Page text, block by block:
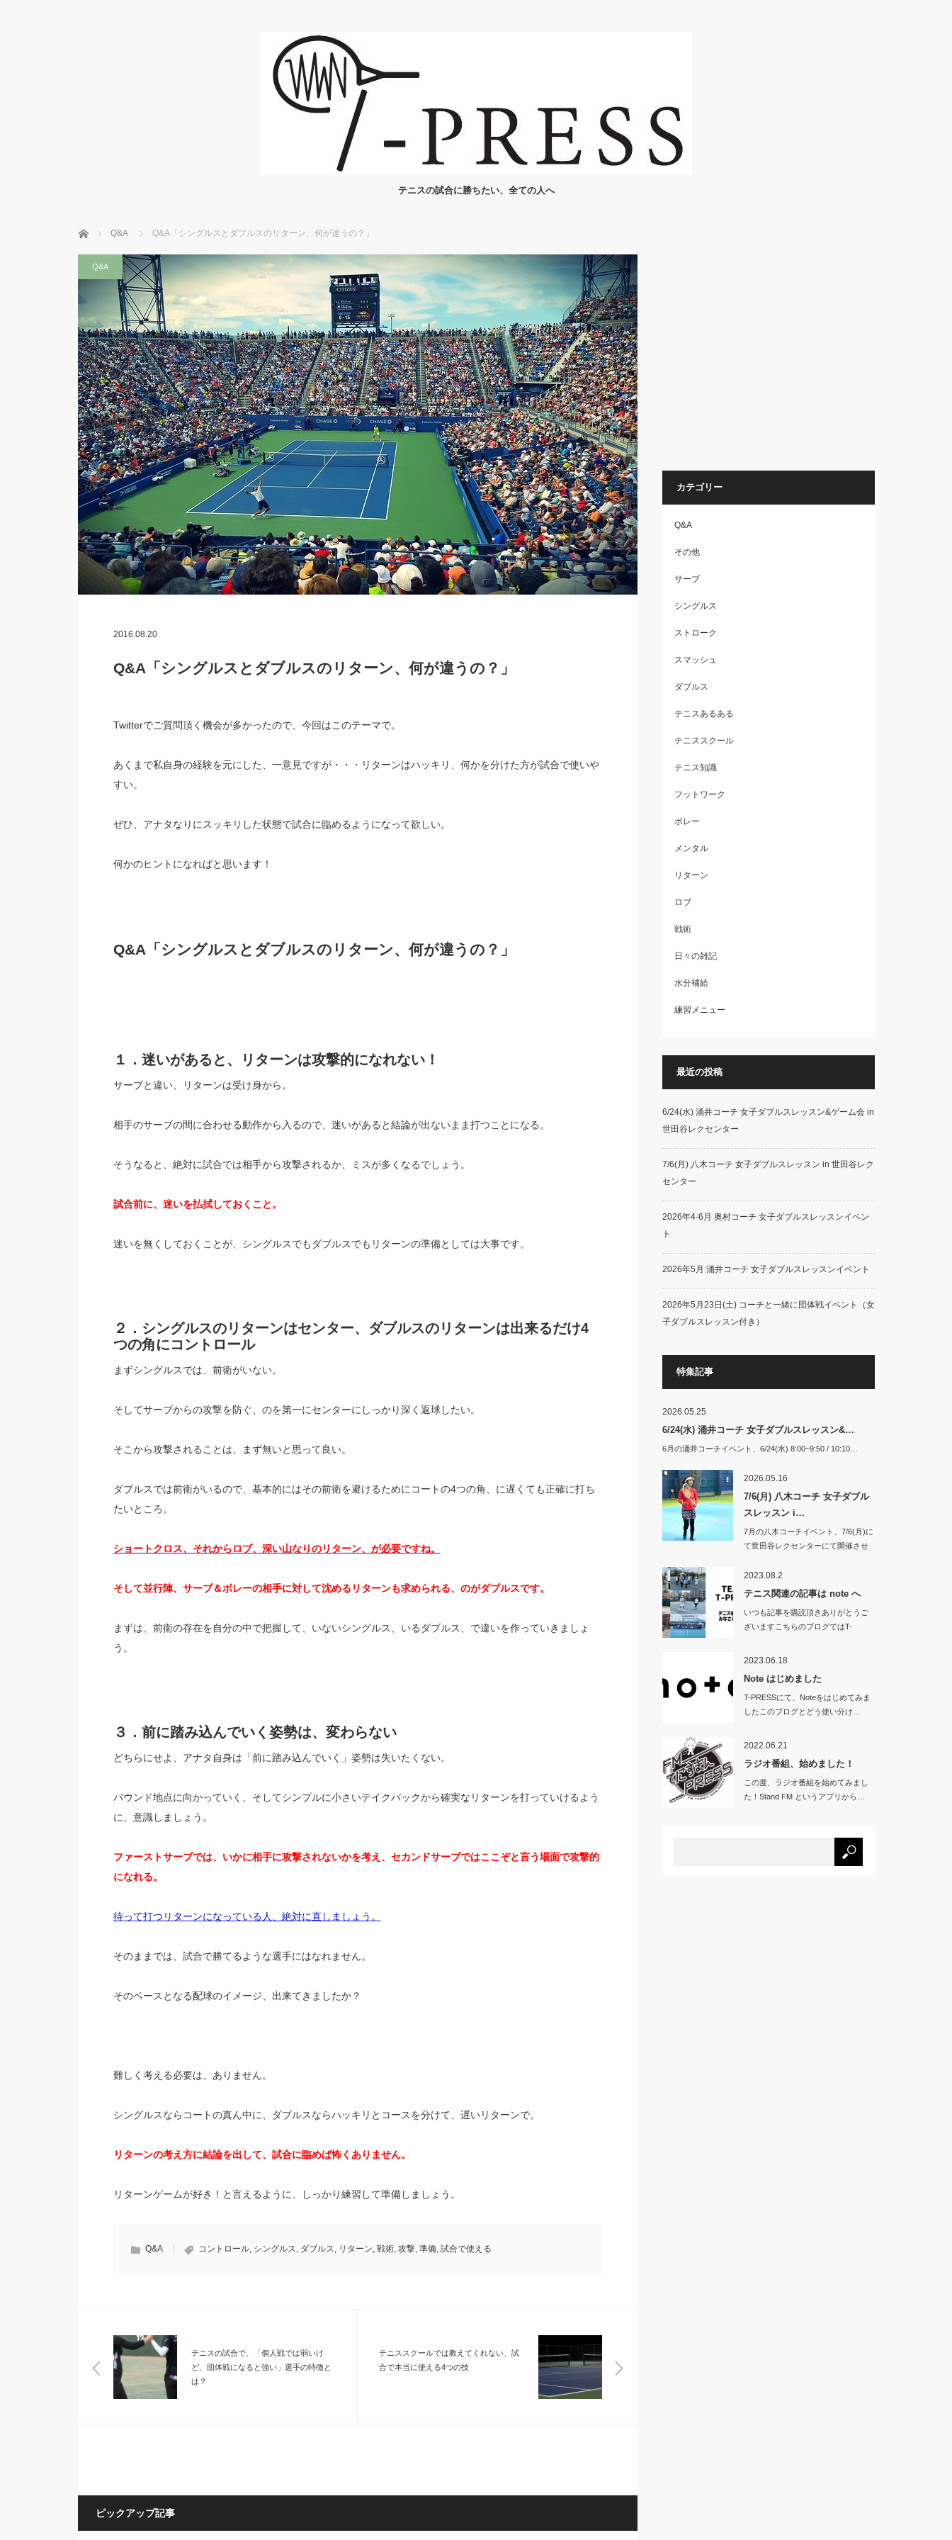
テニスの試合に勝ちたい、全ての人へ
ホーム Q&A Q&A「シングルスとダブルスのリターン、何が違うの？」
Q&A
2016.08.20
Q&A「シングルスとダブルスのリターン、何が違うの？」
Twitterでご質問頂く機会が多かったので、今回はこのテーマで。
あくまで私自身の経験を元にした、一意見ですが・・・リターンはハッキリ、何かを分けた方が試合で使いや
すい。
ぜひ、アナタなりにスッキリした状態で試合に臨めるようになって欲しい。
何かのヒントになればと思います！
Q&A「シングルスとダブルスのリターン、何が違うの？」
１．迷いがあると、リターンは攻撃的になれない！
サーブと違い、リターンは受け身から。
相手のサーブの間に合わせる動作から入るので、迷いがあると結論が出ないまま打つことになる。
そうなると、絶対に試合では相手から攻撃されるか、ミスが多くなるでしょう。
試合前に、迷いを払拭しておくこと。
迷いを無くしておくことが、シングルスでもダブルスでもリターンの準備としては大事です。
２．シングルスのリターンはセンター、ダブルスのリターンは出来るだけ4
つの角にコントロール
まずシングルスでは、前衛がいない。
そしてサーブからの攻撃を防ぐ、のを第一にセンターにしっかり深く返球したい。
そこから攻撃されることは、まず無いと思って良い。
ダブルスでは前衛がいるので、基本的にはその前衛を避けるためにコートの4つの角、に遅くても正確に打ち
たいところ。
ショートクロス、それからロブ、深い山なりのリターン、が必要ですね。
そして並行陣、サーブ＆ボレーの相手に対して沈めるリターンも求められる、のがダブルスです。
まずは、前衛の存在を自分の中で把握して、いないシングルス、いるダブルス、で違いを作っていきましょ
う。
３．前に踏み込んでいく姿勢は、変わらない
どちらにせよ、アナタ自身は「前に踏み込んでいく」姿勢は失いたくない。
バウンド地点に向かっていく、そしてシンプルに小さいテイクバックから確実なリターンを打っていけるよう
に、意識しましょう。
ファーストサーブでは、いかに相手に攻撃されないかを考え、セカンドサーブではここぞと言う場面で攻撃的
になれる。
待って打つリターンになっている人、絶対に直しましょう。
そのままでは、試合で勝てるような選手にはなれません。
そのベースとなる配球のイメージ、出来てきましたか？
難しく考える必要は、ありません。
シングルスならコートの真ん中に、ダブルスならハッキリとコースを分けて、遅いリターンで。
リターンの考え方に結論を出して、試合に臨めば怖くありません。
リターンゲームが好き！と言えるように、しっかり練習して準備しましょう。
Q&A コントロール, シングルス, ダブルス, リターン, 戦術, 攻撃, 準備, 試合で使える
テニスの試合で、「個人戦では弱いけ
ど、団体戦になると強い」選手の特徴と
は？
テニススクールでは教えてくれない、試
合で本当に使える4つの技
ピックアップ記事
カテゴリー
Q&A
その他
サーブ
シングルス
ストローク
スマッシュ
ダブルス
テニスあるある
テニススクール
テニス知識
フットワーク
ボレー
メンタル
リターン
ロブ
戦術
日々の雑記
水分補給
練習メニュー
最近の投稿
6/24(水) 涌井コーチ 女子ダブルスレッスン&ゲーム会 in
世田谷レクセンター
7/6(月) 八木コーチ 女子ダブルスレッスン in 世田谷レク
センター
2026年4-6月 奥村コーチ 女子ダブルスレッスンイベン
ト
2026年5月 涌井コーチ 女子ダブルスレッスンイベント
2026年5月23日(土) コーチと一緒に団体戦イベント（女
子ダブルスレッスン付き）
特集記事
2026.05.25
6/24(水) 涌井コーチ 女子ダブルスレッスン&…
6月の涌井コーチイベント、6/24(水) 8:00~9:50 / 10:10…
2026.05.16
7/6(月) 八木コーチ 女子ダブル
スレッスン i…
7月の八木コーチイベント、7/6(月)に
て世田谷レクセンターにて開催させ
2023.08.2
テニス関連の記事は note へ
いつも記事を購読頂きありがとうご
ざいますこちらのブログではT-
2023.06.18
Note はじめました
T-PRESSにて、Noteをはじめてみま
したこのブログとどう使い分け…
2022.06.21
ラジオ番組、始めました！
この度、ラジオ番組を始めてみまし
た！Stand FM というアプリから…